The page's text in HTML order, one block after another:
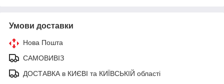
Умови доставки
Нова Пошта
САМОВИВІЗ
ДОСТАВКА в КИЄВІ та КИЇВСЬКІЙ області